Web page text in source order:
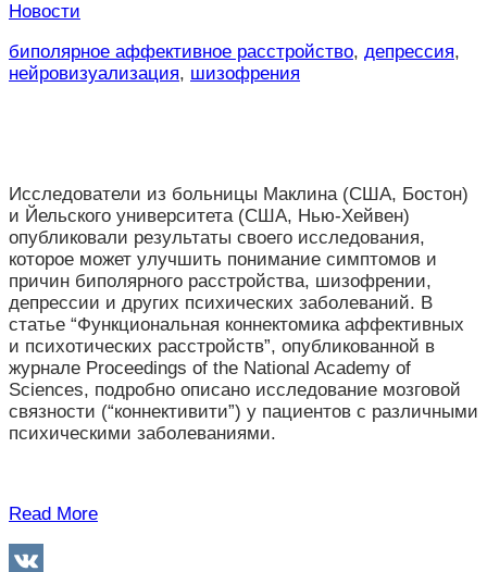
Новости
биполярное аффективное расстройство, депрессия,
нейровизуализация, шизофрения
Исследователи из больницы Маклина (США, Бостон)
и Йельского университета (США, Нью-Хейвен)
опубликовали результаты своего исследования,
которое может улучшить понимание симптомов и
причин биполярного расстройства, шизофрении,
депрессии и других психических заболеваний. В
статье “Функциональная коннектомика аффективных
и психотических расстройств”, опубликованной в
журнале Proceedings of the National Academy of
Sciences, подробно описано исследование мозговой
связности (“коннективити”) у пациентов с различными
психическими заболеваниями.
Read More